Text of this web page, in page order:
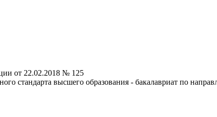
от 22.02.2018 № 125
стандарта высшего образования - бакалавриат по